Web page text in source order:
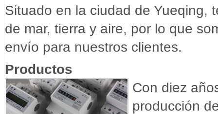
Situado en la ciudad de Yueqing,
de mar, tierra y aire, por lo que
envío para nuestros clientes.
Productos
Con diez
producción